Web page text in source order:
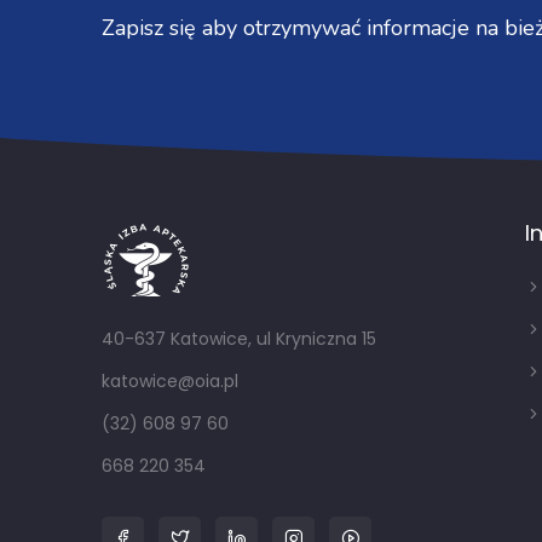
Zapisz się aby otrzymywać informacje na
40-637 Katowice, ul Kryniczna 15
katowice@oia.pl
(32) 608 97 60
668 220 354